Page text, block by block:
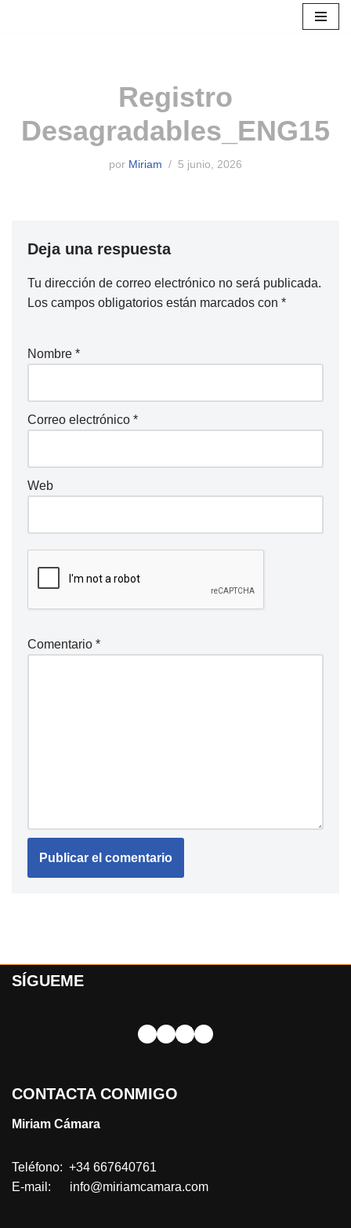
Registro
Desagradables_ENG15
por Miriam 5 junio, 2026
Deja una respuesta
Tu dirección de correo electrónico no será publicada.
Los campos obligatorios están marcados con *
Nombre *
Correo electrónico *
Web
Comentario *
SÍGUEME
CONTACTA CONMIGO
Miriam Cámara
Teléfono: +34 667640761
E-mail: info@miriamcamara.com